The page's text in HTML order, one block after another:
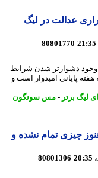
در لیگ
80801770
دشوارتر شدن شرایط
امیدوار است و
برتر - مس سونگون
تمام نشده و
80801306